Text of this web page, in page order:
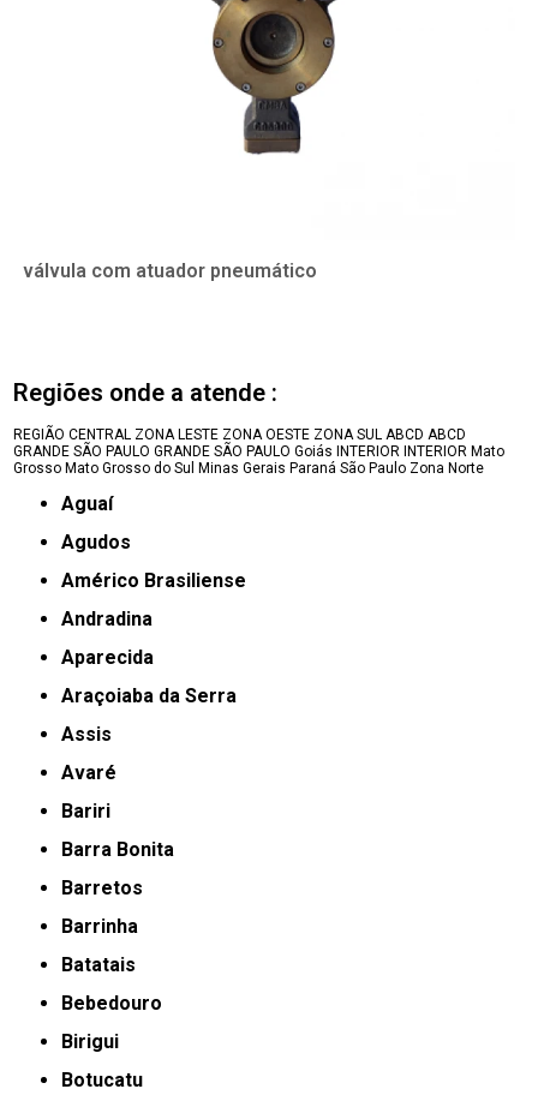
válvula com atuador pneumático
Regiões onde a atende :
REGIÃO CENTRAL ZONA LESTE ZONA OESTE ZONA SUL ABCD ABCD
GRANDE SÃO PAULO GRANDE SÃO PAULO Goiás INTERIOR INTERIOR Mato
Grosso Mato Grosso do Sul Minas Gerais Paraná São Paulo Zona Norte
Aguaí
Agudos
Américo Brasiliense
Andradina
Aparecida
Araçoiaba da Serra
Assis
Avaré
Bariri
Barra Bonita
Barretos
Barrinha
Batatais
Bebedouro
Birigui
Botucatu